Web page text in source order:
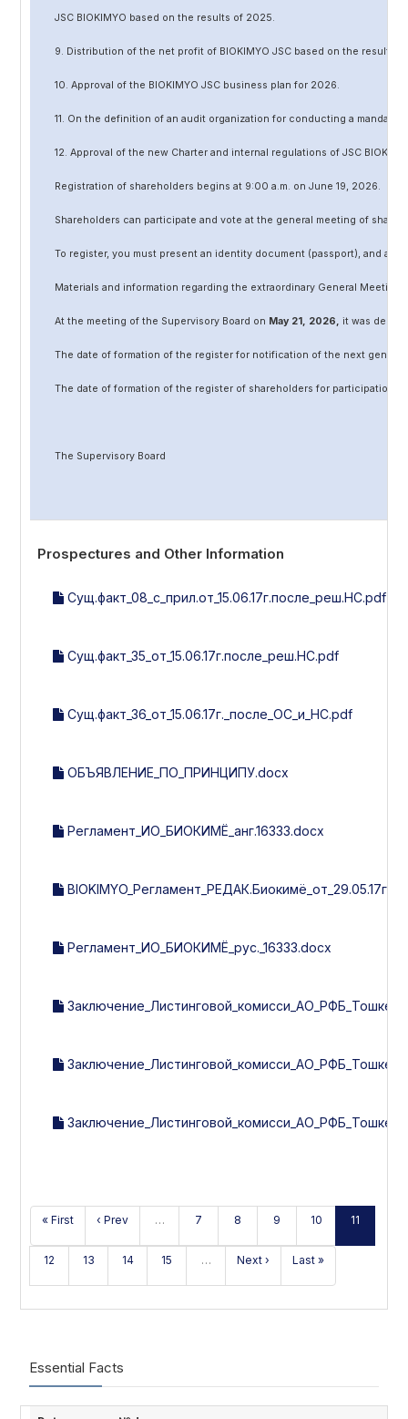
JSC BIOKIMYO based on the results of 2025.
9. Distribution of the net profit of BIOKIMYO JSC based on the results
10. Approval of the BIOKIMYO JSC business plan for 2026.
11. On the definition of an audit organization for conducting a
12. Approval of the new Charter and internal regulations of JSC
Registration of shareholders begins at 9:00 a.m. on June 19, 2026.
Shareholders can participate and vote at the general meeting of
To register, you must present an identity document (passport), and a
Materials and information regarding the extraordinary General
At the meeting of the Supervisory Board on May21, 2026, it was
The date of formation of the register for notification of the next
The date of formation of the register of shareholders for participation
The Supervisory Board
Prospectures and Other Information
Сущ.факт_08_с_прил.от_15.06.17г.после_реш.НС.pdf
Сущ.факт_35_от_15.06.17г.после_реш.НС.pdf
Сущ.факт_36_от_15.06.17г._после_ОС_и_НС.pdf
ОБЪЯВЛЕНИЕ_ПО_ПРИНЦИПУ.docx
Регламент_ИО_БИОКИМЁ_анг.16333.docx
Регламент_ИО_БИОКИМЁ_рус._16333.docx
« First ‹ Prev … 7 8 9 10 11
12 13 14 15 … Next › Last »
Essential Facts